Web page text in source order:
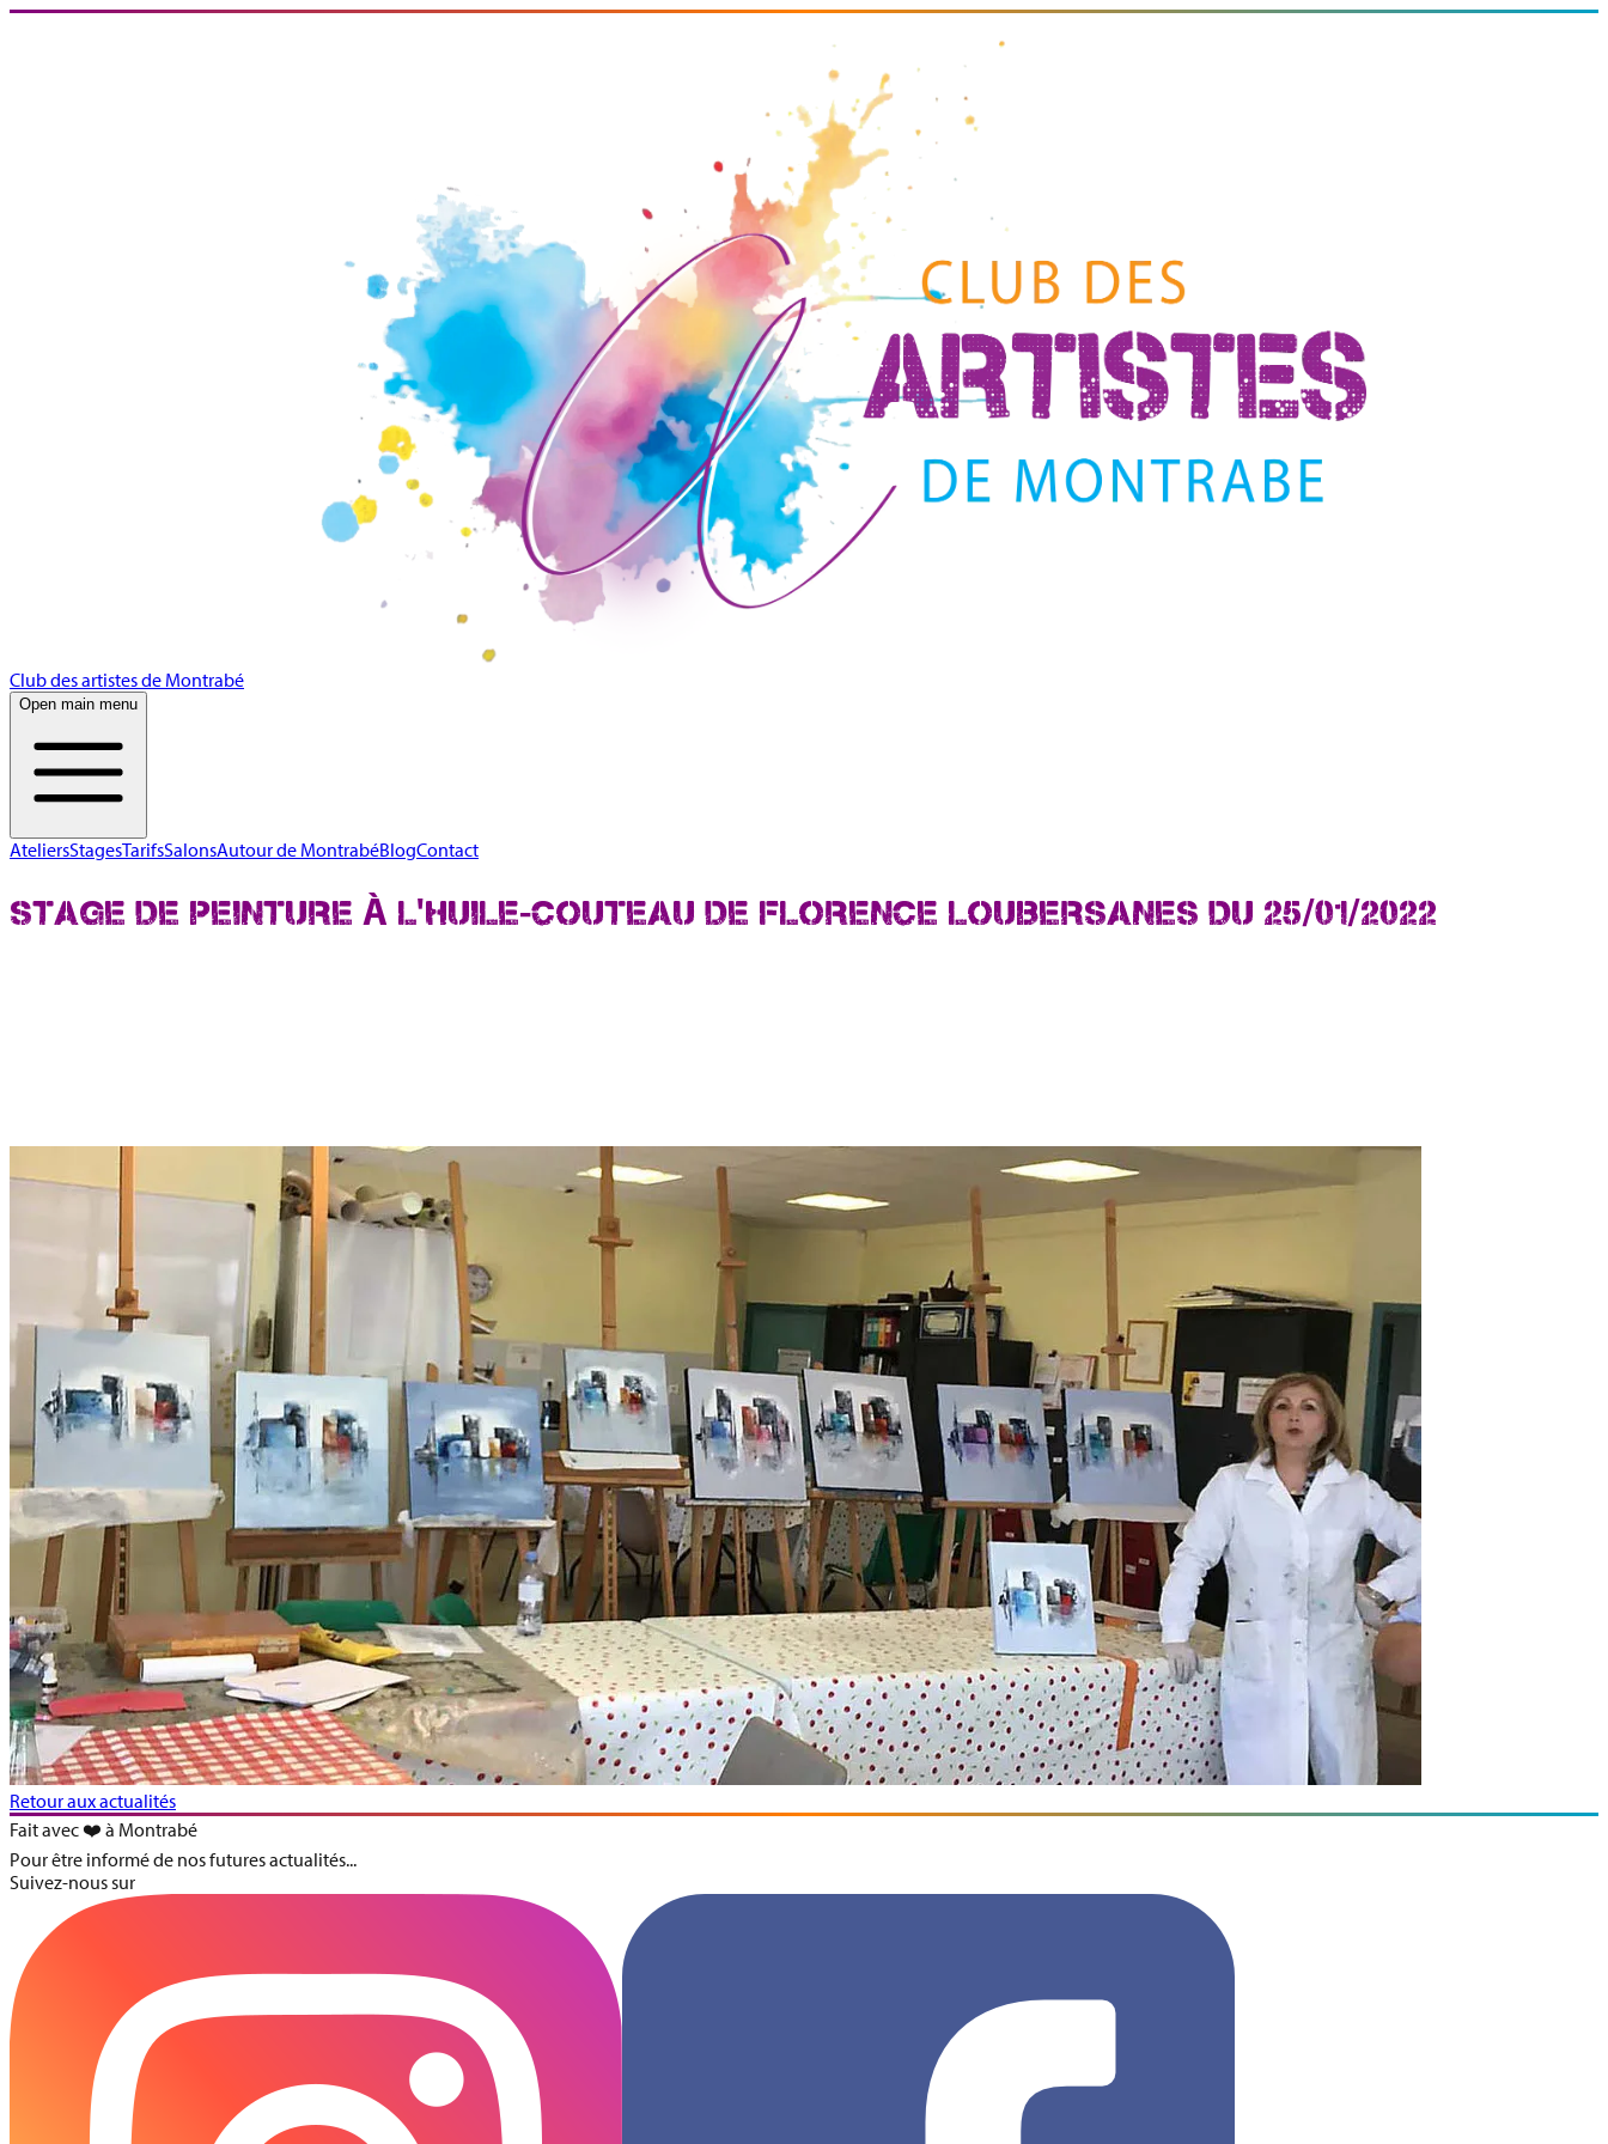
Club des artistes de Montrabé
Open main menu
AteliersStagesTarifsSalonsAutour de MontrabéBlogContact
STAGE DE PEINTURE À L'HUILE-COUTEAU DE FLORENCE LOUBERSANES DU 25/01/2022
Retour aux actualités
Fait avec ❤️ à Montrabé
Pour être informé de nos futures actualités...
Suivez-nous sur